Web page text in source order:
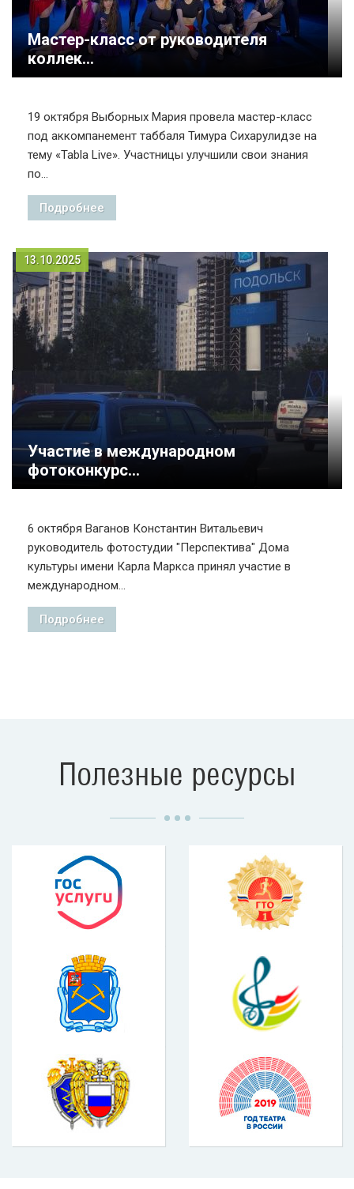
Мастер-класс от руководителя
коллек...
19 октября Выборных Мария провела мастер-класс
под аккомпанемент таббаля Тимура Сихарулидзе на
тему «Tabla Live». Участницы улучшили свои знания
по...
Подробнее
13.10.2025
Участие в международном
фотоконкурс...
6 октября Ваганов Константин Витальевич
руководитель фотостудии "Перспектива" Дома
культуры имени Карла Маркса принял участие в
международном...
Подробнее
Полезные ресурсы